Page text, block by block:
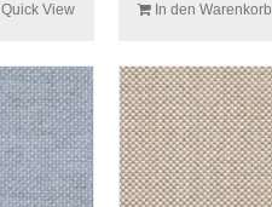
Quick View In den Warenkorb